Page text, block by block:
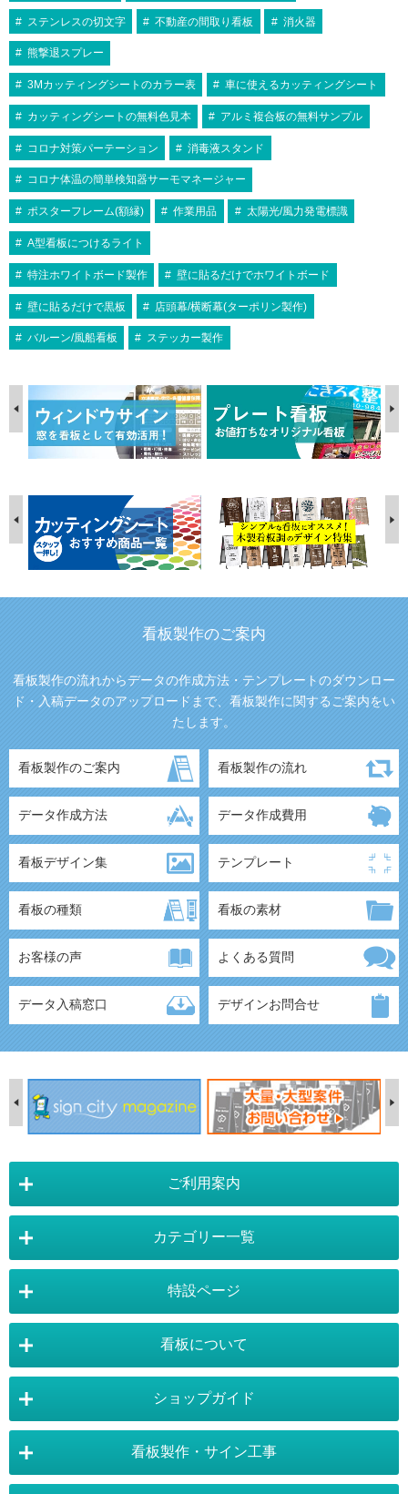
ステンレスの切文字 不動産の間取り看板 消火器
熊撃退スプレー
3Mカッティングシートのカラー表 車に使えるカッティングシート
カッティングシートの無料色見本 アルミ複合板の無料サンプル
コロナ対策パーテーション 消毒液スタンド
コロナ体温の簡単検知器サーモマネージャー
ポスターフレーム(額縁) 作業用品 太陽光/風力発電標識
A型看板につけるライト
特注ホワイトボード製作 壁に貼るだけでホワイトボード
壁に貼るだけで黒板 店頭幕/横断幕(ターポリン製作)
バルーン/風船看板 ステッカー製作
看板製作のご案内
看板製作の流れからデータの作成方法・テンプレートのダウンロー
ド・入稿データのアップロードまで、看板製作に関するご案内をい
たします。
看板製作のご案内 看板製作の流れ
データ作成方法 データ作成費用
看板デザイン集 テンプレート
看板の種類 看板の素材
お客様の声 よくある質問
データ入稿窓口 デザインお問合せ
ご利用案内
店舗詳細情報
運営会社 :株式会社トレード
〒454-0011 愛知県 名古屋市中川区山王4-5-10
TEL:052-265-7603 FAX:052-350-2662
お気軽にお問い合わせ下さい。
お問合せ
カテゴリー一覧
スタンド看板：オプション バナースタンド
自立看板 フロアサイン／路面表示
壁面看板 LEDライトパネル
特設ページ
バナースタンド特設ページ 大型看板・突出看板特設ページ
イーゼルスタンド特設ページ ホワイトボード特設ページ
看板について
看板設置のきまり 看板の用語集
ショップガイド
看板製作・サイン工事